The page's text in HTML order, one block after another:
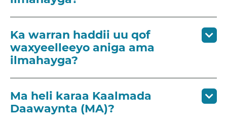
Ka warran haddii uu qof
waxyeelleeyo aniga ama
ilmahayga?
Ma heli karaa Kaalmada
Daawaynta (MA)?